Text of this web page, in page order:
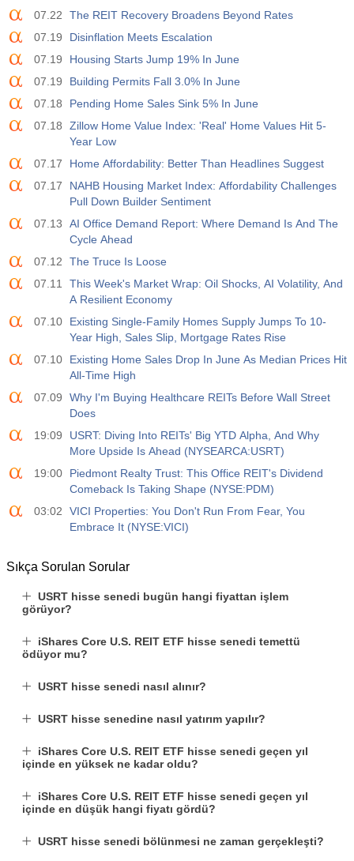
17:00
USD
Baker Hughes ABD Petrol Rig Sayısı
454
17:00
USD
Baker Hughes ABD Sondaj Kuyusu Sayısı
Açıklanan
588
Beklenti
Önceki
19:00
Açıklanan
Beklenti
USD
197.6 K
182.1 K
19:30
USD
CFTC Ham Petrol Ticari Olmayan Net Pozisyonlar
Açıklanan
112.4 K
Beklenti
Önceki
120.1 K
19:30
CFTC S&P 500 Ticari Olmayan Net Pozisyonlar
Açıklanan
-27.3 K
-17.2 K
19:30
CFTC Nasdaq 100 Ticari Olmayan Net Pozisyonlar
Açıklanan
-14.6 K
Beklenti
Önceki
4.9 K
07.22
The REIT Recovery Broadens Beyond Rates
07.19
Disinflation Meets Escalation
07.19
Housing Starts Jump 19% In June
07.19
Building Permits Fall 3.0% In June
07.18
Pending Home Sales Sink 5% In June
07.18
Zillow Home Value Index: 'Real' Home Values Hit 5-
Year Low
07.17
Home Affordability: Better Than Headlines Suggest
07.17
NAHB Housing Market Index: Affordability Challenges
Pull Down Builder Sentiment
07.13
AI Office Demand Report: Where Demand Is And The
Cycle Ahead
07.12
The Truce Is Loose
07.11
This Week's Market Wrap: Oil Shocks, AI Volatility, And
A Resilient Economy
07.10
Existing Single-Family Homes Supply Jumps To 10-
Year High, Sales Slip, Mortgage Rates Rise
07.10
Existing Home Sales Drop In June As Median Prices Hit
All-Time High
07.09
Why I'm Buying Healthcare REITs Before Wall Street
Does
19:09
USRT: Diving Into REITs' Big YTD Alpha, And Why
More Upside Is Ahead (NYSEARCA:USRT)
19:00
Piedmont Realty Trust: This Office REIT's Dividend
Comeback Is Taking Shape (NYSE:PDM)
03:02
VICI Properties: You Don't Run From Fear, You
Embrace It (NYSE:VICI)
Sıkça Sorulan Sorular
USRT hisse senedi bugün hangi fiyattan işlem
görüyor?
iShares Core U.S. REIT ETF hisse senedi temettü
ödüyor mu?
USRT hisse senedi nasıl alınır?
USRT hisse senedine nasıl yatırım yapılır?
iShares Core U.S. REIT ETF hisse senedi geçen yıl
içinde en yüksek ne kadar oldu?
iShares Core U.S. REIT ETF hisse senedi geçen yıl
içinde en düşük hangi fiyatı gördü?
USRT hisse senedi bölünmesi ne zaman gerçekleşti?